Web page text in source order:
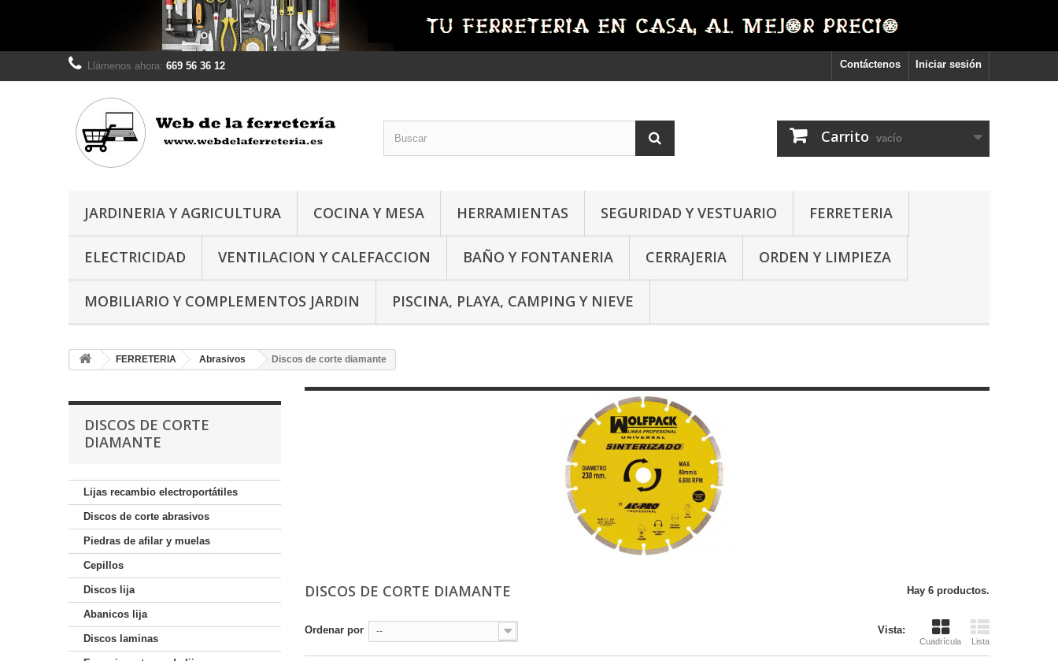
Iniciar sesión
Contáctenos
Llámenos ahora: 669 56 36 12
Carrito vacío
JARDINERIA Y AGRICULTURA COCINA Y MESA HERRAMIENTAS SEGURIDAD Y VESTUARIO FERRETERIA
ELECTRICIDAD VENTILACION Y CALEFACCION BAÑO Y FONTANERIA CERRAJERIA ORDEN Y LIMPIEZA
MOBILIARIO Y COMPLEMENTOS JARDIN PISCINA, PLAYA, CAMPING Y NIEVE
FERRETERIA Abrasivos Discos de corte diamante
DISCOS DE CORTE
DIAMANTE
Lijas recambio electroportátiles
Discos de corte abrasivos
Piedras de afilar y muelas
Cepillos
Discos lija
Abanicos lija
Discos laminas
DISCOS DE CORTE DIAMANTE Hay 6 productos.
Vista:
Cuadrícula Lista
Ordenar por --